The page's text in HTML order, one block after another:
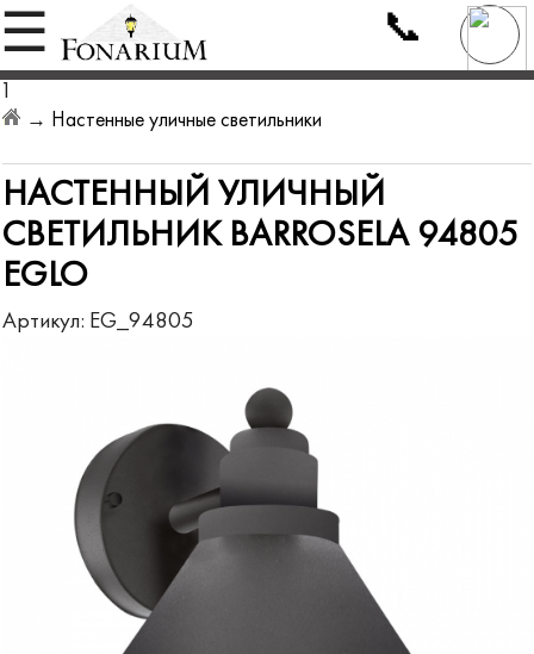
☰ 📞
1
→ Настенные уличные светильники
НАСТЕННЫЙ УЛИЧНЫЙ
СВЕТИЛЬНИК BARROSELA 94805
EGLO
Артикул: EG_94805